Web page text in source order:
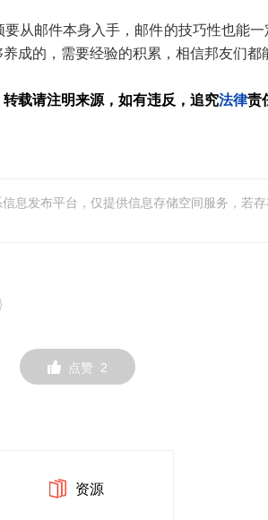
从邮件本身入手，邮件的技巧性也能
成的，需要经验的积累，相信邦友们都
转载请注明来源，如有违反，追究法律责
息发布平台，仅提供信息存储空间服务，若
点赞 2
资源